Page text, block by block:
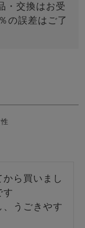
・交換はお受
の誤差はご了
ら買いまし
す
うごきやす